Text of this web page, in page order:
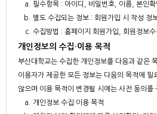
필수항목 : 아이디, 비밀번호, 이름, 본인
별도 수집되는 정보 : 회원가입 시 작성 정
수집방법 : 홈페이지 회원가입, 회원정보수
개인정보의 수집·이용 목적
부산대학교는 수집한 개인정보를 다음과 같은
이용자가 제공한 모든 정보는 다음의 목적에 필
않으며 이용 목적이 변경될 시에는 사전 동의를
개인정보 수집·이용 목적